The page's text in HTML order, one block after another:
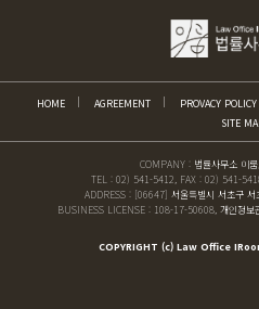
HOME AGREEMENT PROVACY POLICY
SITE
COMPANY : 법률사무소 이룸
TEL : 02) 541-5412, FAX : 02) 541-
ADDRESS : [06647] 서울특별시 서초구
BUSINESS LICENSE : 108-17-50608, 개인정
COPYRIGHT (c) Law Office